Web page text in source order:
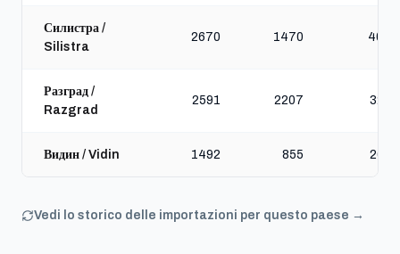
Силистра /
Silistra
2670 1470 4071
Разград /
Razgrad
2591 2207 3258
Видин / Vidin 1492 855 2625
Vedi lo storico delle importazioni per questo paese →